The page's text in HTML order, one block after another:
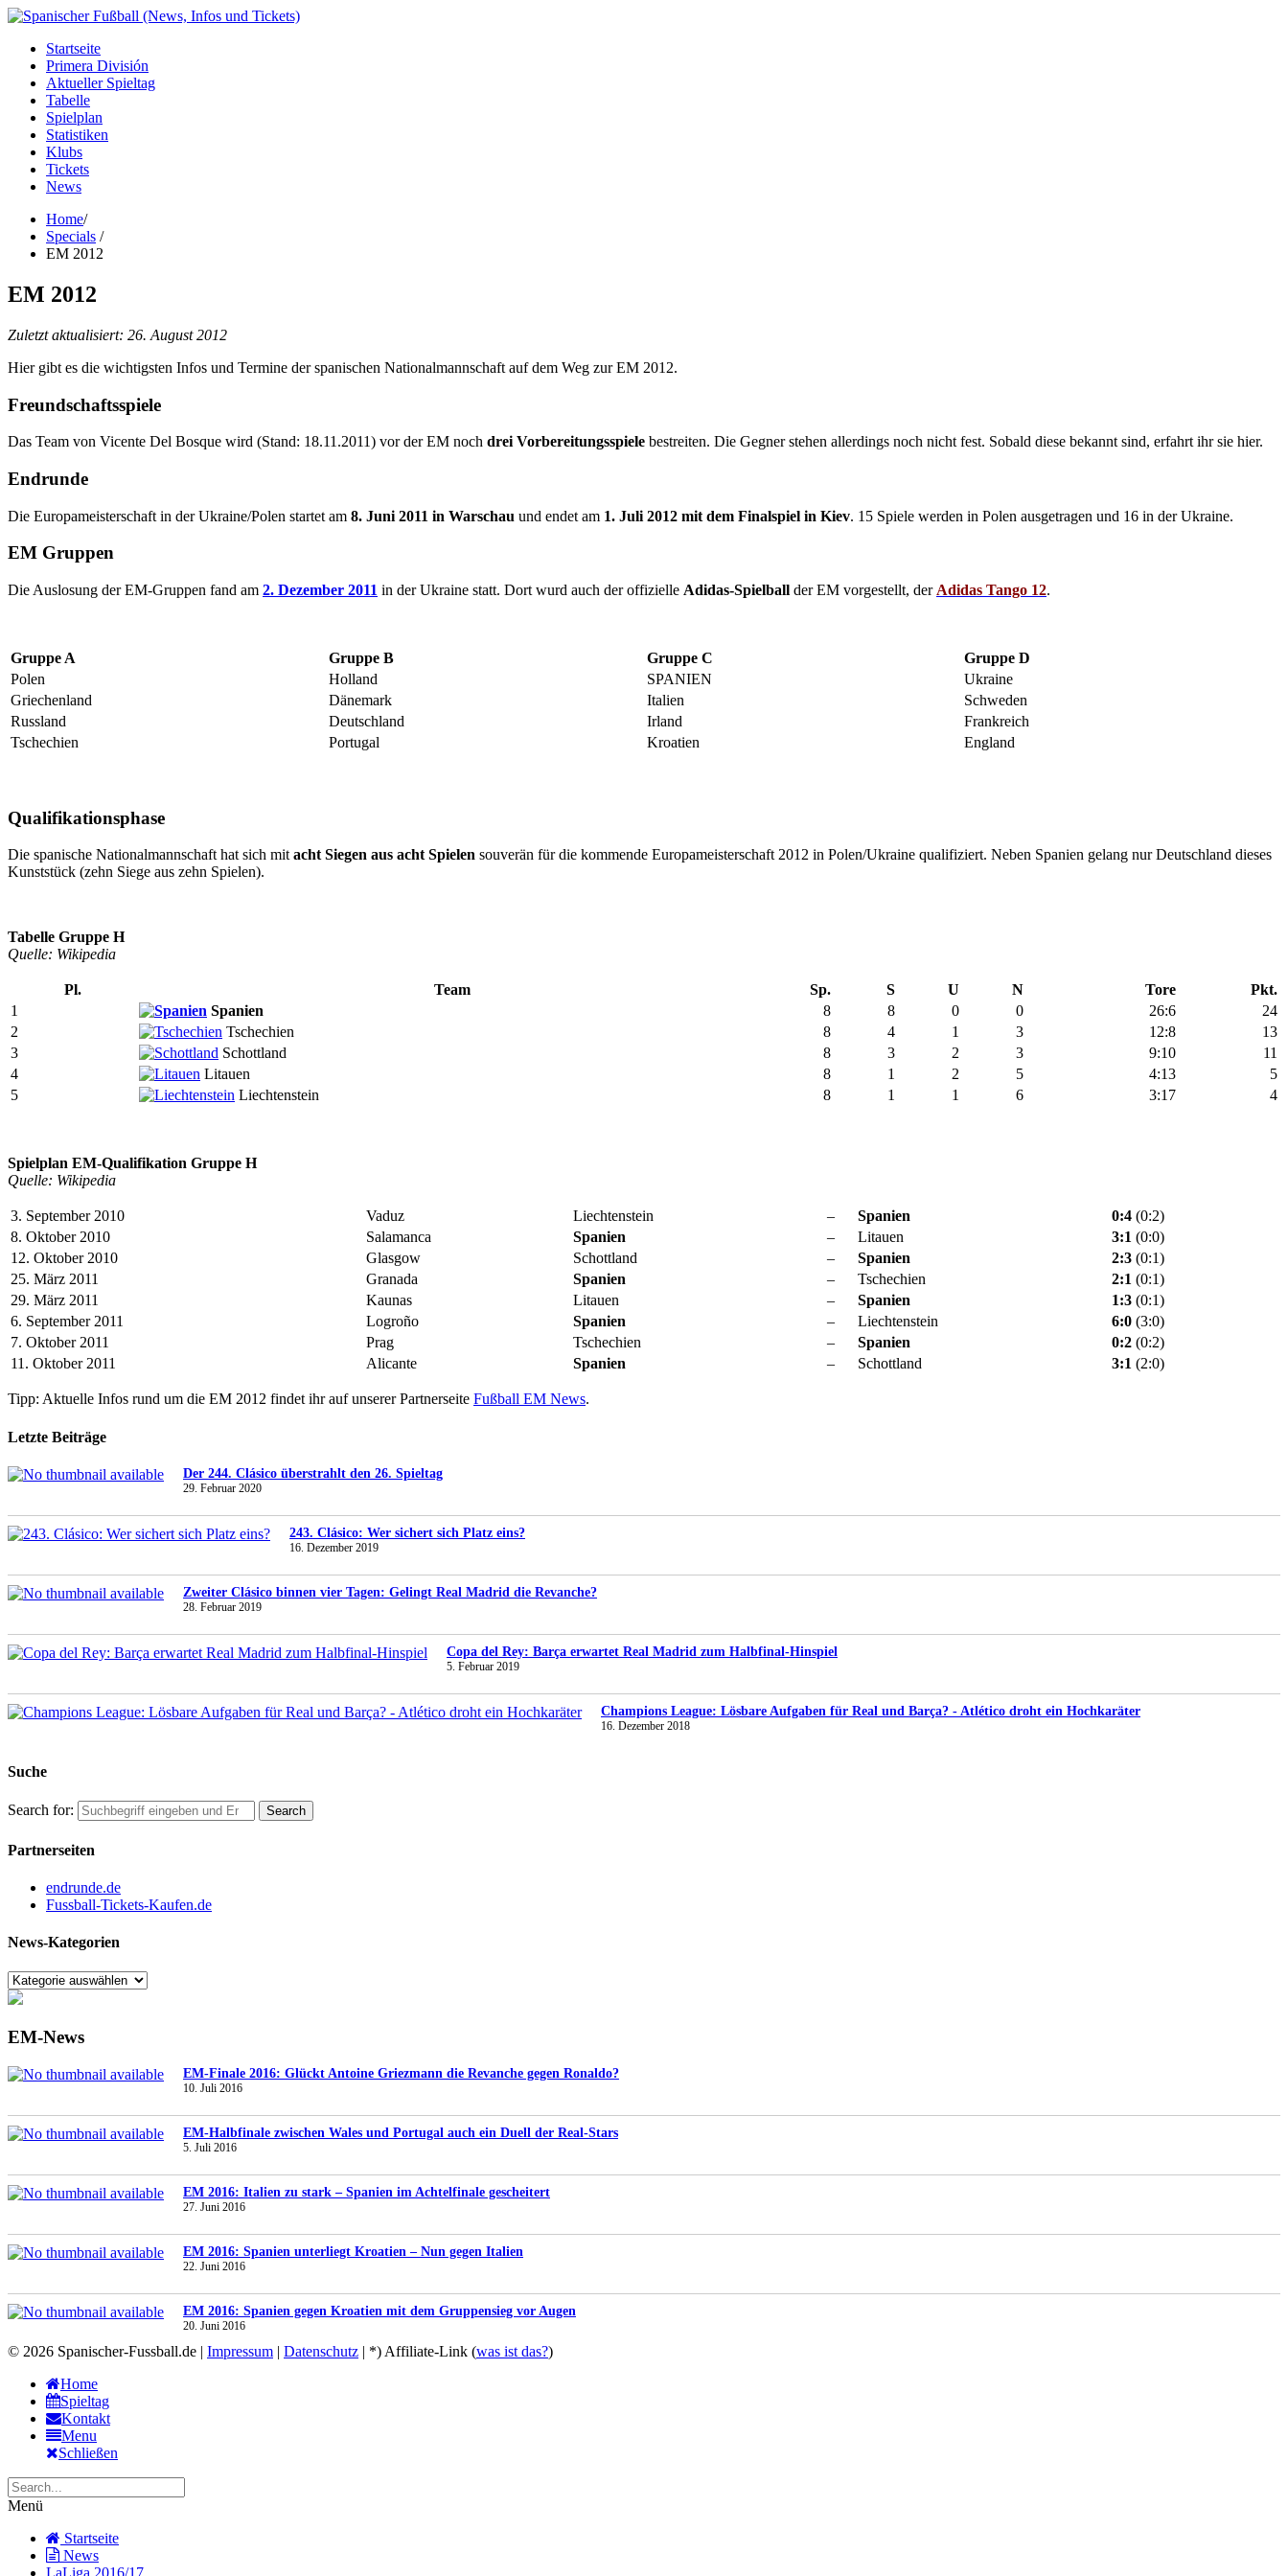
Startseite
Primera División
Aktueller Spieltag
Tabelle
Spielplan
Statistiken
Klubs
Tickets
News
Home/
Specials /
EM 2012
EM 2012
Zuletzt aktualisiert: 26. August 2012
Hier gibt es die wichtigsten Infos und Termine der spanischen Nationalmannschaft auf dem Weg zur EM 2012.
Freundschaftsspiele
Das Team von Vicente Del Bosque wird (Stand: 18.11.2011) vor der EM noch drei Vorbereitungsspiele bestreiten. Die Gegner stehen allerdings noch nicht fest. Sobald diese bekannt sind, erfahrt ihr sie hier.
Endrunde
Die Europameisterschaft in der Ukraine/Polen startet am 8. Juni 2011 in Warschau und endet am 1. Juli 2012 mit dem Finalspiel in Kiev. 15 Spiele werden in Polen ausgetragen und 16 in der Ukraine.
EM Gruppen
Die Auslosung der EM-Gruppen fand am 2. Dezember 2011 in der Ukraine statt. Dort wurd auch der offizielle Adidas-Spielball der EM vorgestellt, der Adidas Tango 12.
Gruppe A Gruppe B Gruppe C
Gruppe D
Polen
Holland SPANIEN
Ukraine
Griechenland
Dänemark Italien
Schweden
Russland
Deutschland Irland
Frankreich
Tschechien
Portugal Kroatien England
Qualifikationsphase
Die spanische Nationalmannschaft hat sich mit acht Siegen aus acht Spielen souverän für die kommende Europameisterschaft 2012 in Polen/Ukraine qualifiziert. Neben Spanien gelang nur Deutschland dieses
Kunststück (zehn Siege aus zehn Spielen).
Tabelle Gruppe H
Quelle: Wikipedia
Pl. Team Sp. S U N Tore
Pkt.
1
Spanien 8 8 0 0 26:6
24
2
Tschechien 8 4 1 3 12:8
13
3
Schottland 8 3 2 3 9:10
11
4
Litauen 8 1 2 5 4:13
5
5
Liechtenstein 8 1 1 6 3:17 4
Spielplan EM-Qualifikation Gruppe H
Quelle: Wikipedia
3. September 2010 Vaduz Liechtenstein – Spanien 0:4 (0:2)
8. Oktober 2010
Salamanca Spanien – Litauen 3:1 (0:0)
12. Oktober 2010
Glasgow Schottland – Spanien 2:3 (0:1)
25. März 2011
Granada Spanien – Tschechien 2:1 (0:1)
29. März 2011
Kaunas Litauen – Spanien 1:3 (0:1)
6. September 2011
Logroño Spanien – Liechtenstein 6:0 (3:0)
7. Oktober 2011
Prag Tschechien – Spanien 0:2 (0:2)
11. Oktober 2011
Alicante Spanien – Schottland 3:1 (2:0)
Tipp: Aktuelle Infos rund um die EM 2012 findet ihr auf unserer Partnerseite Fußball EM News.
Letzte Beiträge
Der 244. Clásico überstrahlt den 26. Spieltag
29. Februar 2020
243. Clásico: Wer sichert sich Platz eins?
16. Dezember 2019
Zweiter Clásico binnen vier Tagen: Gelingt Real Madrid die Revanche?
28. Februar 2019
Copa del Rey: Barça erwartet Real Madrid zum Halbfinal-Hinspiel
5. Februar 2019
Champions League: Lösbare Aufgaben für Real und Barça? - Atlético droht ein Hochkaräter
16. Dezember 2018
Suche
Search for:
Partnerseiten
endrunde.de
Fussball-Tickets-Kaufen.de
News-Kategorien
EM-News
EM-Finale 2016: Glückt Antoine Griezmann die Revanche gegen Ronaldo?
10. Juli 2016
EM-Halbfinale zwischen Wales und Portugal auch ein Duell der Real-Stars
5. Juli 2016
EM 2016: Italien zu stark – Spanien im Achtelfinale gescheitert
27. Juni 2016
EM 2016: Spanien unterliegt Kroatien – Nun gegen Italien
22. Juni 2016
EM 2016: Spanien gegen Kroatien mit dem Gruppensieg vor Augen
20. Juni 2016
© 2026 Spanischer-Fussball.de | Impressum | Datenschutz | *) Affiliate-Link (was ist das?)
Home
Spieltag
Kontakt
Menu
Schließen
Menü
Startseite
News
LaLiga 2016/17